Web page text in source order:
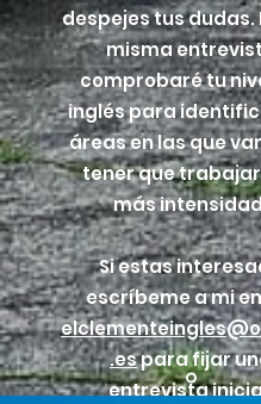
despejes tus dudas.
misma
comprobaré tu
inglés para
áreas en las que
tener que
más
Si estas
escríbeme a mi
.espara fijar
entrevista